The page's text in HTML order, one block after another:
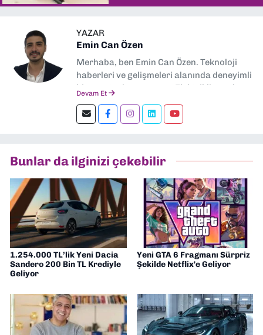
YAZAR
Emin Can Özen
Merhaba, ben Emin Can Özen. Teknoloji
haberleri ve gelişmeleri alanında deneyimli
bir gazeteci ve yazarım. Elektrikli araçlar,
en çok ilgi duyduğum konular.
Dokuzeylul.com’da yazar olarak görev
İzmir’den teknoloji dünyasına dair
yorumlarımı paylaşıyorum. Takipte kalın!
🚀
Devam Et
Bunlar da ilginizi çekebilir
1.254.000 TL’lik Yeni Dacia
Sandero 200 Bin TL Krediyle
Geliyor
Yeni GTA 6 Fragmanı Sürpriz
Şekilde Netflix'e Geliyor